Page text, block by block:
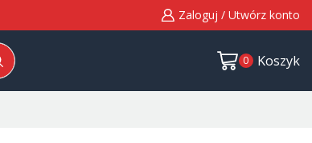
Zaloguj / Utwórz konto
0 Koszyk